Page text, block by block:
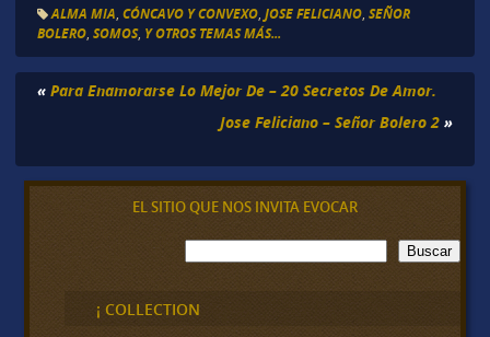
ALMA MIA CÓNCAVO Y CONVEXO, JOSE FELICIANO, SEÑOR
BOLERO, SOMOS, Y OTROS TEMAS MÁS...
« Para Enamorarse Lo Mejor De – 20 Secretos De Amor.
Jose Feliciano – Señor Bolero 2 »
EL SITIO QUE NOS INVITA EVOCAR
B
u
c
a
Buscar
¡ COLLECTION